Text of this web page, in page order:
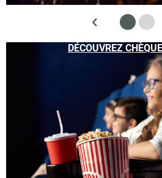
DÉCOUVREZ